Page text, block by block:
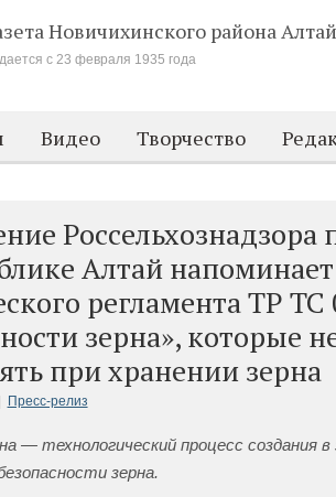
Новичихинского района
с 23 февраля 1935 года
Видео Творчество
Алтай
регламента ТР ТС
зерна», которые
при хранении зерна
Пресс-релиз
— технологический процесс создания
зерна.